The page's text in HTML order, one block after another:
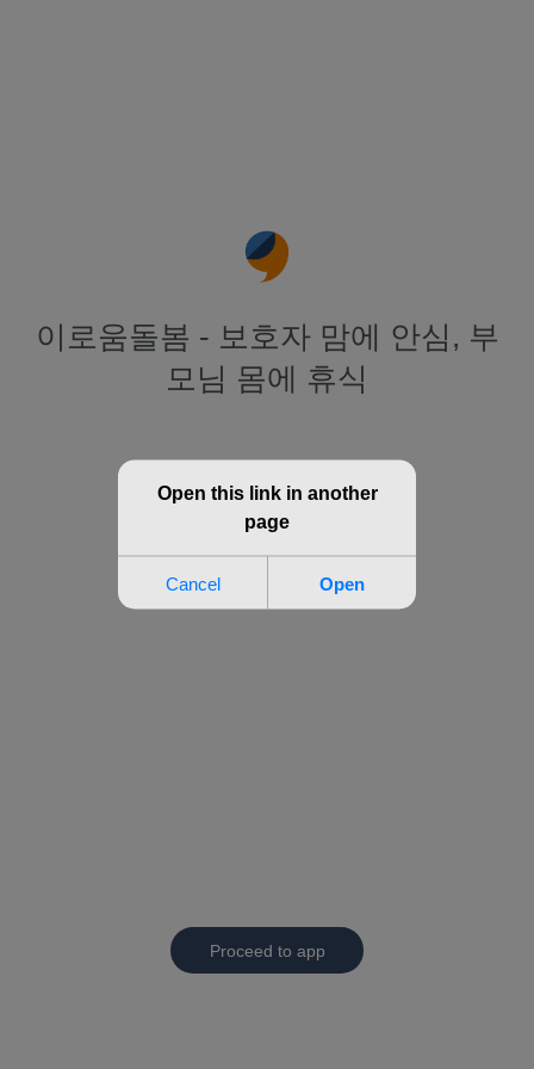
이로움돌봄 - 보호자 맘에 안심, 부
모님 몸에 휴식
Proceed to app